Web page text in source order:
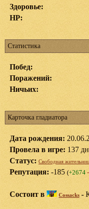
Здоровье:
HP:
Статистика
Побед:
Поражений:
Ничьих:
Карточка гладиатора
Дата рождения:
Провела в игре: 137
Статус: Свободная
Репутация: -185 (+2674
Состоит в Cossacks -